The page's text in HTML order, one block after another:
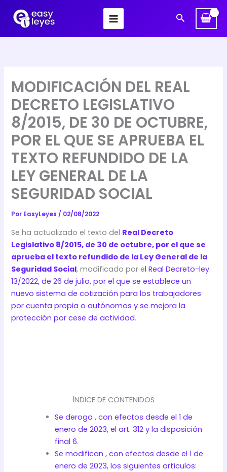
contenido
Buscar
MODIFICACIÓN DEL REAL
DECRETO LEGISLATIVO
8/2015, DE 30 DE OCTUBRE,
POR EL QUE SE APRUEBA EL
TEXTO REFUNDIDO DE LA
LEY GENERAL DE LA
SEGURIDAD SOCIAL
Por EasyLeyes/ 02/08/2022
Se ha actualizado el texto del Real Decreto
Legislativo 8/2015, de 30 de octubre, por el que se
aprueba el texto refundido de la Ley General de la
Seguridad Social, modificado por el Real Decreto-ley
13/2022, de 26 de julio, por el que se establece un
nuevo sistema de cotización para los trabajadores
por cuenta propia o autónomos y se mejora la
protección por cese de actividad.
ÍNDICE DE CONTENIDOS
Se deroga , con efectos desde el 1 de
enero de 2023, el art. 312 y la disposición
final 6.
Se modifican , con efectos desde el 1 de
enero de 2023, los siguientes artículos: